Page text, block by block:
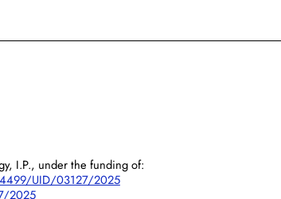
I.P., under the funding of:
UID/03127/2025
2025